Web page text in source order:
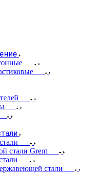
стали Grent
стали